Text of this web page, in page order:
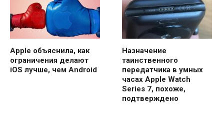
Apple объяснила, как
ограничения делают
iOS лучше, чем Android
Назначение
таинственного
передатчика в умных
часах Apple Watch
Series 7, похоже,
подтверждено